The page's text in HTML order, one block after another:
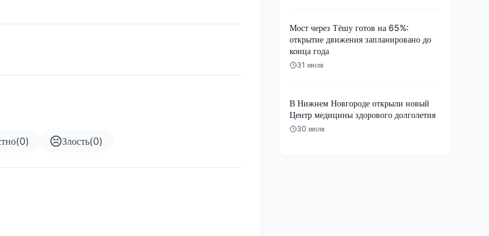
(0) Злость(0)
Мост через Тёшу готов на 65%:
открытие движения запланировано до
конца года
31 июля
В Нижнем Новгороде открыли новый
Центр медицины здорового долголетия
30 июля